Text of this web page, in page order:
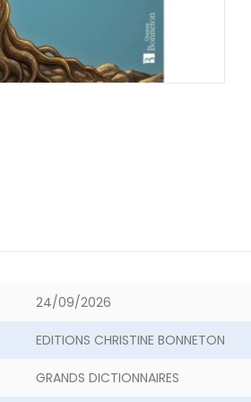
24/09/2026
EDITIONS CHRISTINE BONNETON
GRANDS DICTIONNAIRES